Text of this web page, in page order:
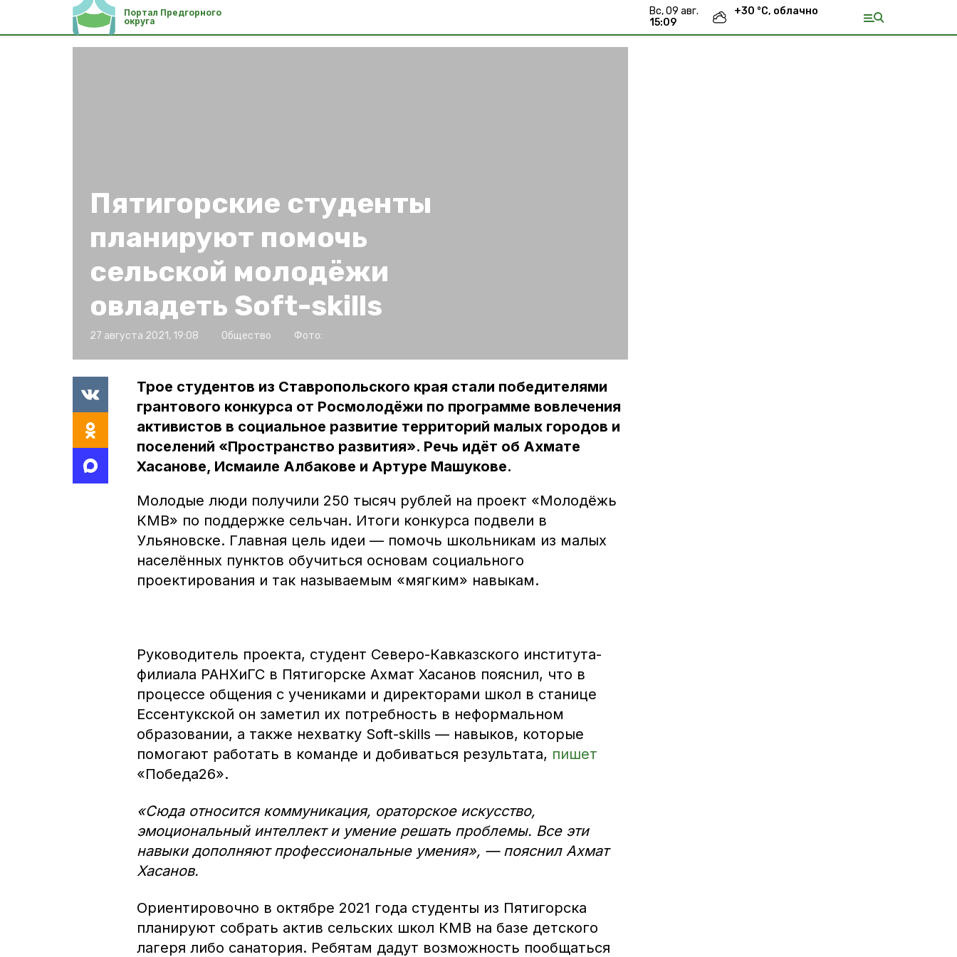
Портал Предгорного
округа
вс, 09 авг.
15:09
+30 °С, облачно
Пятигорские студенты
планируют помочь
сельской молодёжи
овладеть Soft-skills
27 августа 2021, 19:08 Общество Фото:
Трое студентов из Ставропольского края стали победителями
грантового конкурса от Росмолодёжи по программе вовлечения
активистов в социальное развитие территорий малых городов и
поселений «Пространство развития». Речь идёт об Ахмате
Хасанове, Исмаиле Албакове и Артуре Машукове.
Молодые люди получили 250 тысяч рублей на проект «Молодёжь
КМВ» по поддержке сельчан. Итоги конкурса подвели в
Ульяновске. Главная цель идеи — помочь школьникам из малых
населённых пунктов обучиться основам социального
проектирования и так называемым «мягким» навыкам.
Руководитель проекта, студент Северо-Кавказского института-
филиала РАНХиГС в Пятигорске Ахмат Хасанов пояснил, что в
процессе общения с учениками и директорами школ в станице
Ессентукской он заметил их потребность в неформальном
образовании, а также нехватку Soft-skills — навыков, которые
помогают работать в команде и добиваться результата, пишет
«Победа26».
«Сюда относится коммуникация, ораторское искусство,
эмоциональный интеллект и умение решать проблемы. Все эти
навыки дополняют профессиональные умения», — пояснил Ахмат
Хасанов.
Ориентировочно в октябре 2021 года студенты из Пятигорска
планируют собрать актив сельских школ КМВ на базе детского
лагеря либо санатория. Ребятам дадут возможность пообщаться